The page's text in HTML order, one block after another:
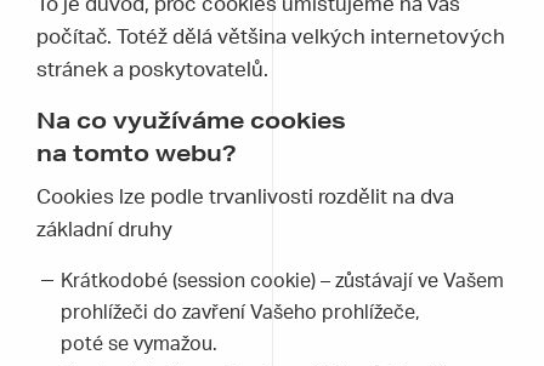
To je důvod, proč cookies umísťujeme na váš
počítač. Totéž dělá většina velkých internetových
stránek a poskytovatelů.
Na co využíváme cookies
na tomto webu?
Cookies lze podle trvanlivosti rozdělit na dva
základní druhy
Krátkodobé (session cookie) – zůstávají ve Vašem
prohlížeči do zavření Vašeho prohlížeče,
poté se vymažou.